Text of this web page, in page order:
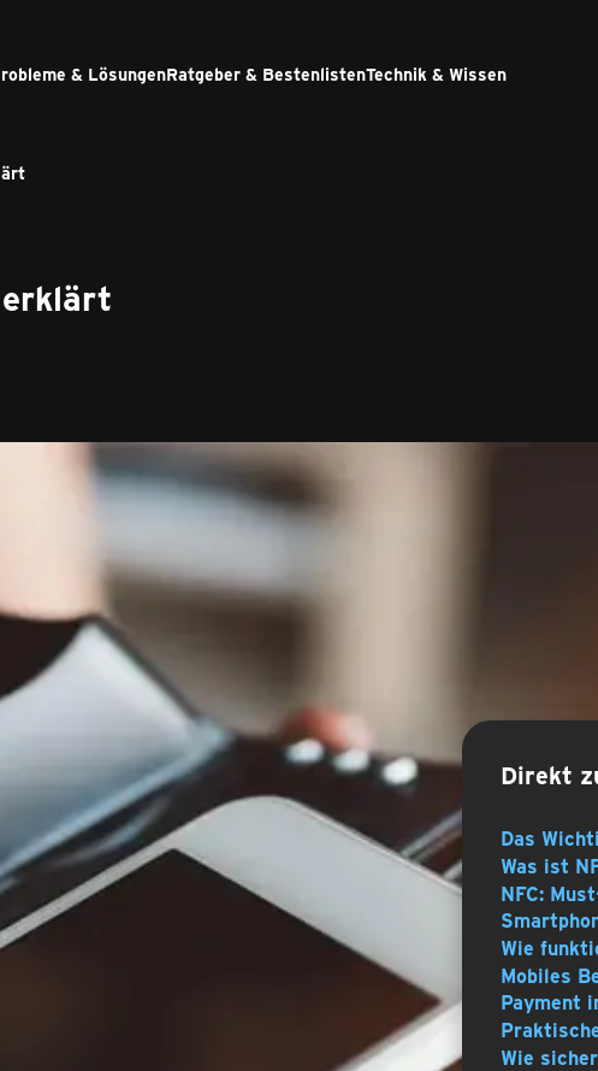
& LösungenRatgeber & BestenlistenTechnik & Wissen
erklärt
Direkt
Das
Was ist
NFC:
Wie
Mobiles
Payment
Wie